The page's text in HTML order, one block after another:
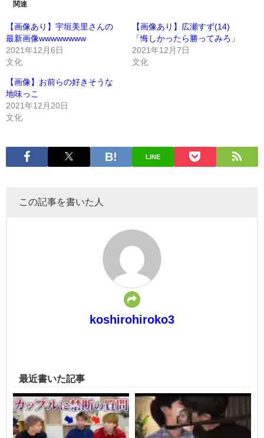
関連
【画像あり】宇垣美里さんの
最新画像wwwwwwww
2021年12月6日
文化
【画像あり】広瀬すず(14)
「悔しかったら勝ってみろ」
2021年12月7日
文化
【画像】お前らの好きそうな
地味っこ
2021年12月20日
文化
LINE
この記事を書いた人
koshirohiroko3
最近書いた記事